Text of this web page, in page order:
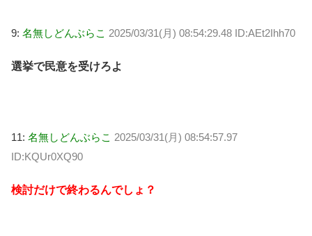
9: 名無しどんぶらこ 2025/03/31(月) 08:54:29.48 ID:AEt2Ihh70
選挙で民意を受けろよ
11: 名無しどんぶらこ 2025/03/31(月) 08:54:57.97
ID:KQUr0XQ90
検討だけで終わるんでしょ？